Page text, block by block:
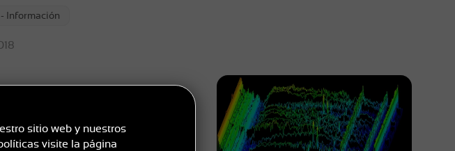
sitio web y nuestros
visite la página
Información
2018, hemos desarrollado un
perfeccionamiento.